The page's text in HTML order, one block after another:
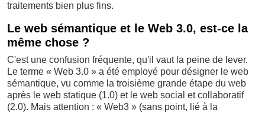
traitements bien plus fins.
Le web sémantique et le Web 3.0, est-ce la
même chose ?
C'est une confusion fréquente, qu'il vaut la peine de lever.
Le terme « Web 3.0 » a été employé pour désigner le web
sémantique, vu comme la troisième grande étape du web
après le web statique (1.0) et le web social et collaboratif
(2.0). Mais attention : « Web3 » (sans point, lié à la